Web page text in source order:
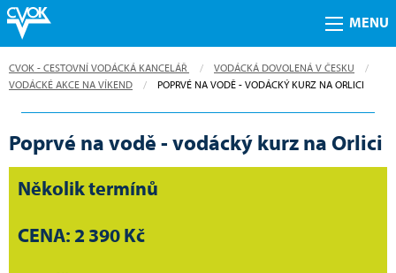
MENU
CVOK - CESTOVNÍ VODÁCKÁ KANCELÁŘ
VODÁCKÁ DOVOLENÁ V ČESKU
VODÁCKÉ AKCE NA VÍKEND
CURRENT:
POPRVÉ NA VODĚ - VODÁCKÝ KURZ NA ORLICI
Poprvé na vodě - vodácký kurz na Orlici
Několik termínů
CENA: 2 390 Kč